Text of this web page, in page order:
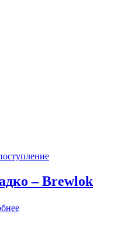
– Brewlok